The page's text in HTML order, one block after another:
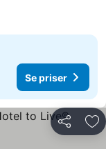
Se priser
Dela